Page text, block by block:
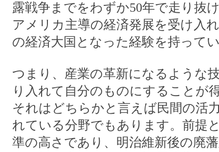
露戦争までをわずか50年で走り抜
アメリカ主導の経済発展を受け入
の経済大国となった経験を持って
つまり、産業の革新になるような
り入れて自分のものにすることが
それはどちらかと言えば民間の活
れている分野でもあります。前提
準の高さであり、明治維新後の廃